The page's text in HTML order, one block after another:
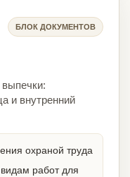
БЛОК ДОКУМЕНТОВ
и внутренний
охраной труда
работ для